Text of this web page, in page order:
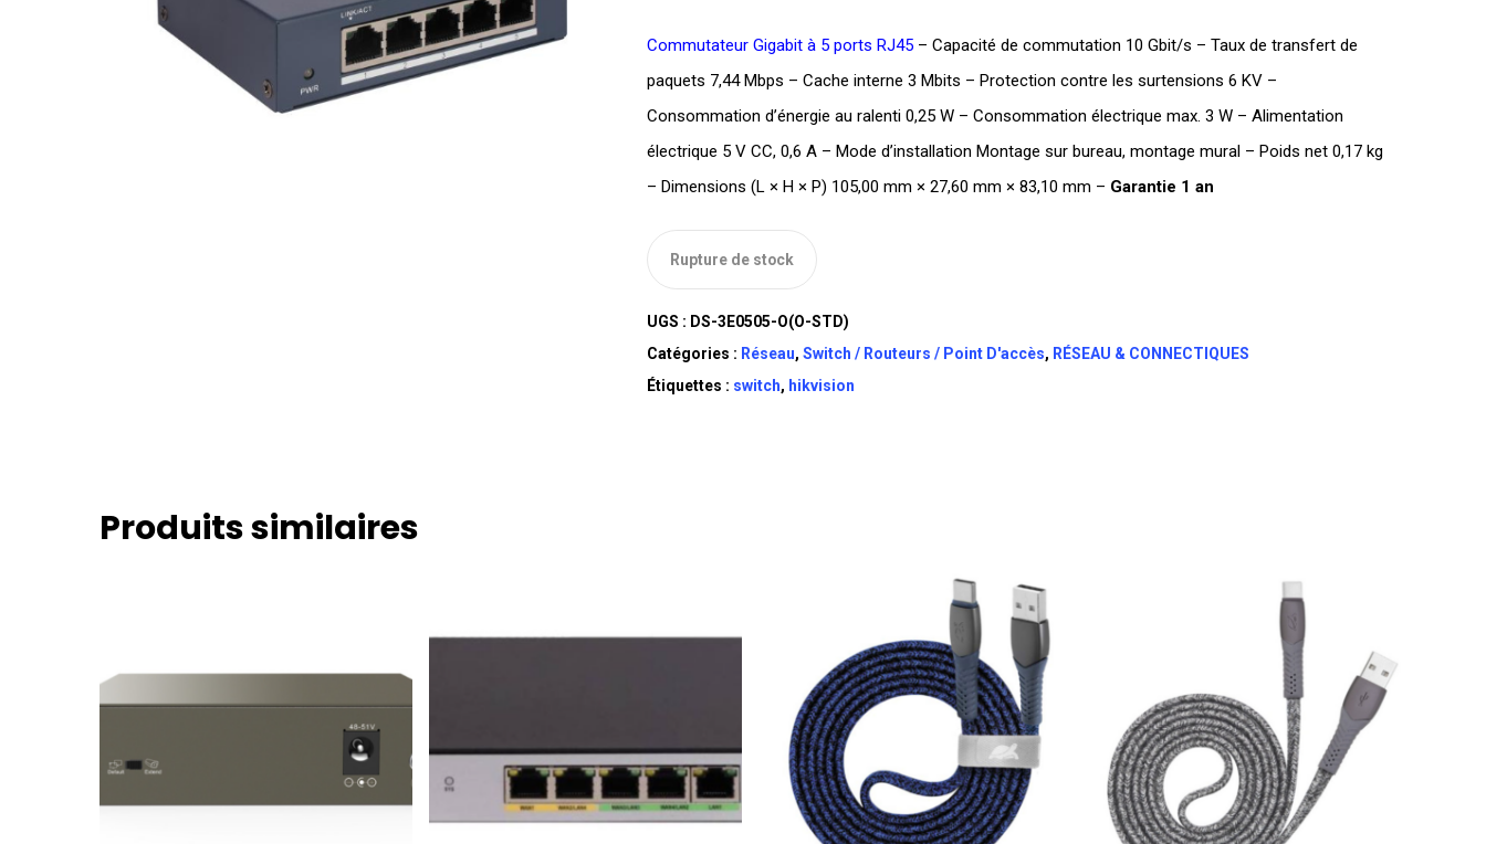
Commutateur Gigabit à 5 ports RJ45– Capacité de commutation 10 Gbit/s – Taux de transfert de
paquets 7,44 Mbps – Cache interne 3 Mbits – Protection contre les surtensions 6 KV –
Consommation d’énergie au ralenti 0,25 W – Consommation électrique max. 3 W – Alimentation
électrique 5 V CC, 0,6 A – Mode d’installation Montage sur bureau, montage mural – Poids net 0,17 kg
– Dimensions (L × H × P) 105,00 mm × 27,60 mm × 83,10 mm – Garantie 1 an
Rupture de stock
UGS : DS-3E0505-O(O-STD)
Catégories : Réseau, Switch / Routeurs / Point D'accès, RÉSEAU & CONNECTIQUES
Étiquettes : switch, hikvision
Produits similaires